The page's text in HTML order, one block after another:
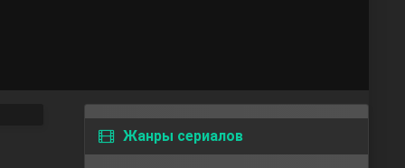
Жанры сериалов